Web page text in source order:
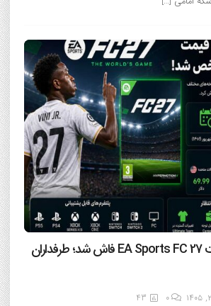
تاریخ انتشار و قیمت EA Sports FC 27 فاش شد؛ طرفداران
0
43